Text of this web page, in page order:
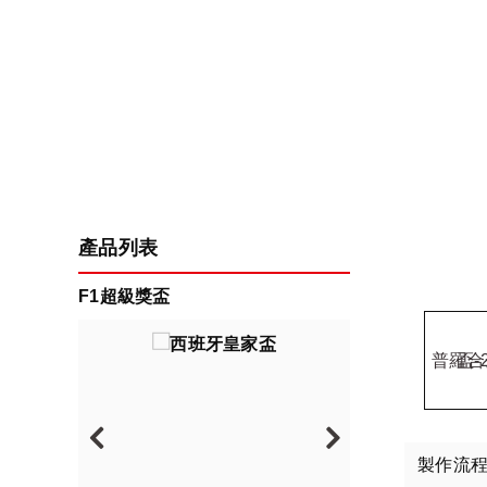
產品列表
F1超級獎盃
製作流